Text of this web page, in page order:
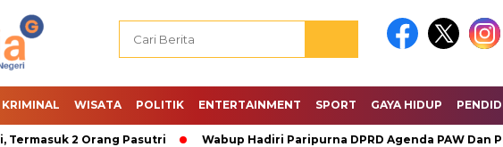
KRIMINAL WISATA POLITIK ENTERTAINMENT SPORT GAYA HIDUP
2 Orang Pasutri Wabup Hadiri Paripurna DPRD Agenda PAW Dan